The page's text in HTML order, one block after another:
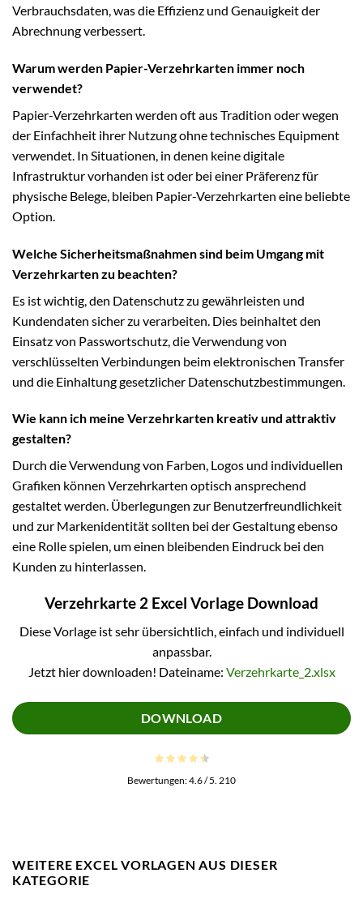
Verbrauchsdaten, was die Effizienz und Genauigkeit der
Abrechnung verbessert.
Warum werden Papier-Verzehrkarten immer noch
verwendet?
Papier-Verzehrkarten werden oft aus Tradition oder wegen
der Einfachheit ihrer Nutzung ohne technisches Equipment
verwendet. In Situationen, in denen keine digitale
Infrastruktur vorhanden ist oder bei einer Präferenz für
physische Belege, bleiben Papier-Verzehrkarten eine beliebte
Option.
Welche Sicherheitsmaßnahmen sind beim Umgang mit
Verzehrkarten zu beachten?
Es ist wichtig, den Datenschutz zu gewährleisten und
Kundendaten sicher zu verarbeiten. Dies beinhaltet den
Einsatz von Passwortschutz, die Verwendung von
verschlüsselten Verbindungen beim elektronischen Transfer
und die Einhaltung gesetzlicher Datenschutzbestimmungen.
Wie kann ich meine Verzehrkarten kreativ und attraktiv
gestalten?
Durch die Verwendung von Farben, Logos und individuellen
Grafiken können Verzehrkarten optisch ansprechend
gestaltet werden. Überlegungen zur Benutzerfreundlichkeit
und zur Markenidentität sollten bei der Gestaltung ebenso
eine Rolle spielen, um einen bleibenden Eindruck bei den
Kunden zu hinterlassen.
Verzehrkarte 2 Excel Vorlage Download
Diese Vorlage ist sehr übersichtlich, einfach und individuell
anpassbar.
Jetzt hier downloaden! Dateiname: Verzehrkarte_2.xlsx
DOWNLOAD
Bewertungen:4.6/ 5. 210
WEITERE EXCEL VORLAGEN AUS DIESER
KATEGORIE